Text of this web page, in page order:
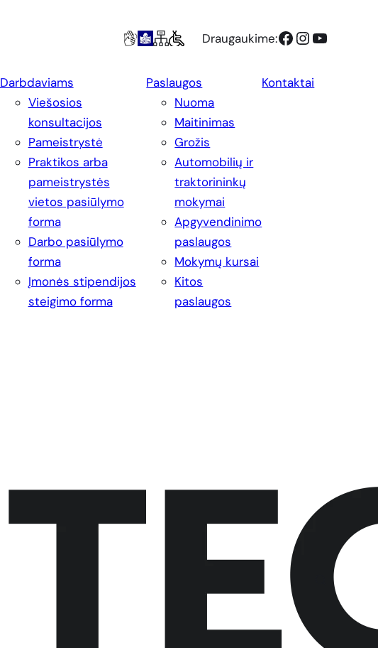
Draugaukime:Facebook
Instagram
YouTube
Darbdaviams
Viešosios
konsultacijos
Pameistrystė
Praktikos arba
pameistrystės
vietos pasiūlymo
forma
Darbo pasiūlymo
forma
Įmonės stipendijos
steigimo forma
Paslaugos
Nuoma
Maitinimas
Grožis
Automobilių ir
traktorininkų
mokymai
Apgyvendinimo
paslaugos
Mokymų kursai
Kitos
paslaugos
Kontaktai
button